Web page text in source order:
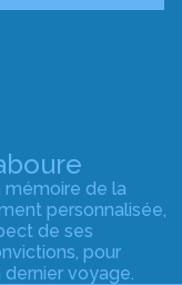
mémoire de la
personnalisée,
de ses
pour
dernier voyage.